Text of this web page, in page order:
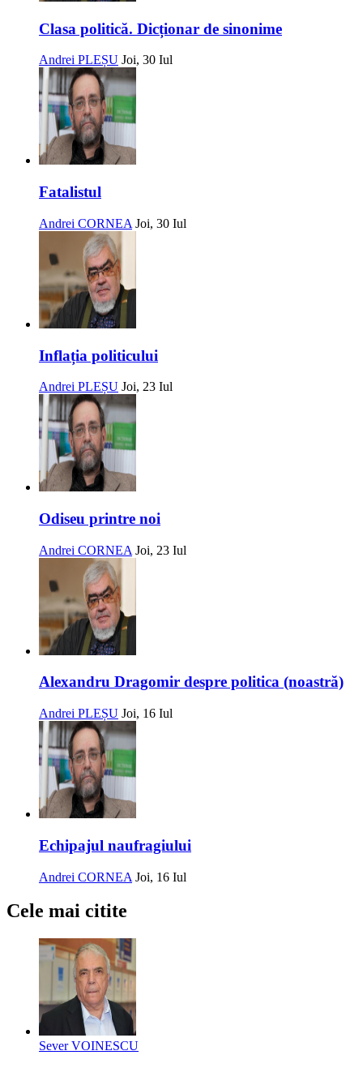
Clasa politică. Dicționar de sinonime
Andrei PLEȘU Joi, 30 Iul
Fatalistul
Andrei CORNEA Joi, 30 Iul
Inflația politicului
Andrei PLEȘU Joi, 23 Iul
Odiseu printre noi
Andrei CORNEA Joi, 23 Iul
Alexandru Dragomir despre politica (noastră)
Andrei PLEȘU Joi, 16 Iul
Echipajul naufragiului
Andrei CORNEA Joi, 16 Iul
Cele mai citite
Sever VOINESCU